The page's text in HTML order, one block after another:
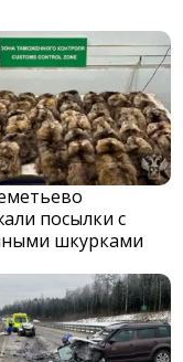
посылки с
шкурками